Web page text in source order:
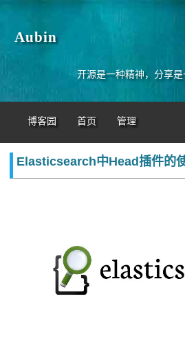
Aubin
开源是一种精神，分享是
博客园 首页 管理
Elasticsearch中Head插件的